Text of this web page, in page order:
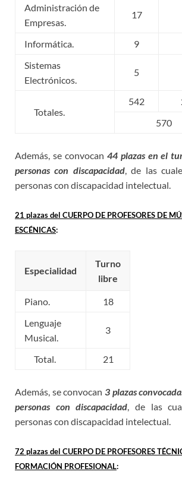
Administración de
Empresas.
17
Informática.
9
Sistemas
Electrónicos.
5
Totales.
542
570
Además, se convocan 44 plazas en el
personas con discapacidad, de las
personas con discapacidad intelectual.
21 plazas del CUERPO DE PROFESORES DE
ESCÉNICAS:
Especialidad
Turno
libre
Piano.
18
Lenguaje
Musical.
3
Total. 21
Además, se convocan 3 plazas
personas con discapacidad , de las
personas con discapacidad intelectual.
72 plazas del CUERPO DE PROFESORES
FORMACIÓN PROFESIONAL: